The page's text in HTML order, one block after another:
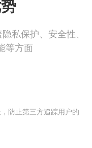
私保护、安全性、
等方面
防止第三方追踪用户的